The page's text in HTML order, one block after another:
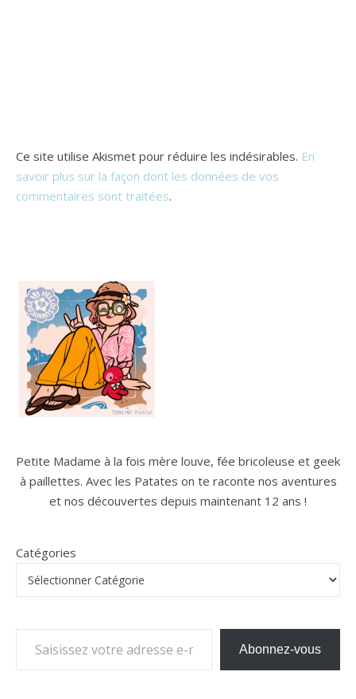
Ce site utilise Akismet pour réduire les indésirables. En
savoir plus sur la façon dont les données de vos
commentaires sont traitées.
Petite Madame à la fois mère louve, fée bricoleuse et geek
à paillettes. Avec les Patates on te raconte nos aventures
et nos découvertes depuis maintenant 12 ans !
Catégories
Abonnez-vous